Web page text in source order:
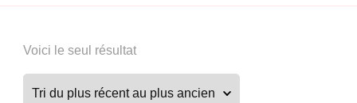
Voici le seul résultat